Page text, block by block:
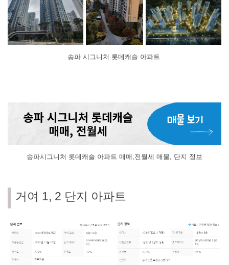
송파 시그니처 롯데캐슬 아파트
송파시그니처 롯데캐슬 아파트 매매,전월세 매물, 단지 정보
거여 1, 2 단지 아파트